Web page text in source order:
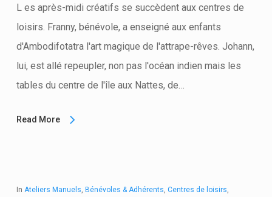
L es après-midi créatifs se succèdent aux centres de
loisirs. Franny, bénévole, a enseigné aux enfants
d'Ambodifotatra l'art magique de l'attrape-rêves. Johann,
lui, est allé repeupler, non pas l'océan indien mais les
tables du centre de l'île aux Nattes, de…
Read More
In Ateliers Manuels Bénévoles & Adhérents Centres de loisirs